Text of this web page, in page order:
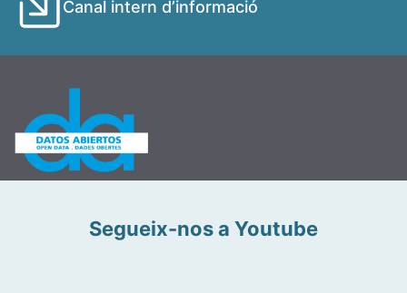
Canal intern d’informació
Segueix-nos a Youtube